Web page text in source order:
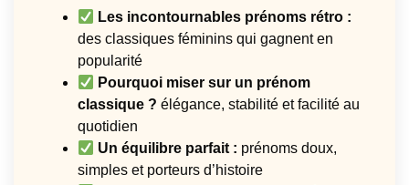
Les incontournables prénoms rétro :
des classiques féminins qui gagnent en
popularité
Pourquoi miser sur un prénom
classique ? élégance, stabilité et facilité au
quotidien
Un équilibre parfait : prénoms doux,
simples et porteurs d’histoire